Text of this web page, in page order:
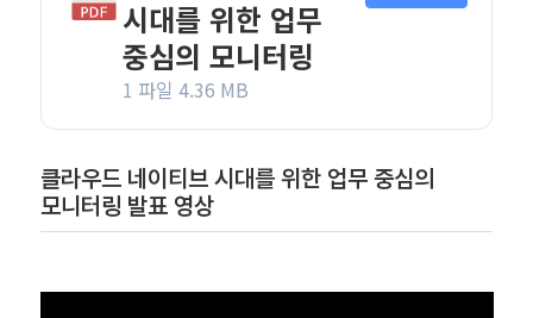
시대를 위한 업무
중심의 모니터링
1 파일 4.36 MB
클라우드 네이티브 시대를 위한 업무 중심의
모니터링 발표 영상